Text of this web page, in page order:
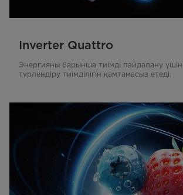
Inverter Quattro
Энергияны барынша тиімді пайдалану
түрлендіру тиімділігін қамтамасыз етеді.